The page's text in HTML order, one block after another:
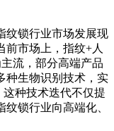
锁行业市场发展现
前市场上，指纹+人
流，部分高端产品
种生物识别技术，实
这种技术迭代不仅提
锁行业向高端化、